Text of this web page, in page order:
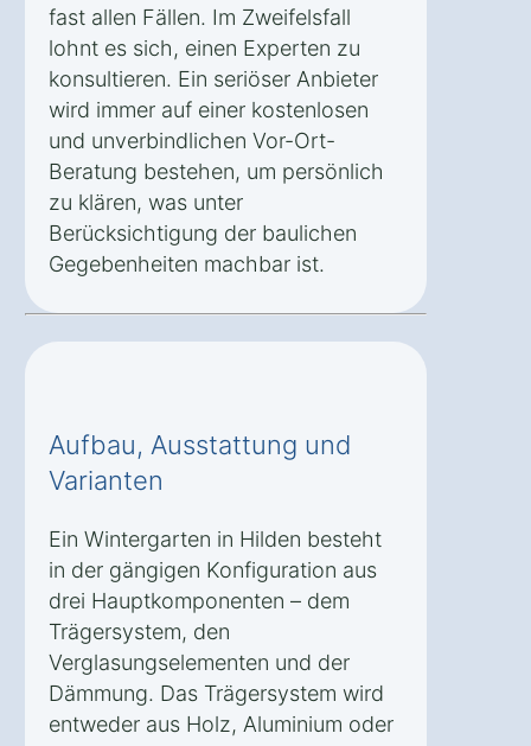
fast allen Fällen. Im Zweifelsfall
lohnt es sich, einen Experten zu
konsultieren. Ein seriöser Anbieter
wird immer auf einer kostenlosen
und unverbindlichen Vor-Ort-
Beratung bestehen, um persönlich
zu klären, was unter
Berücksichtigung der baulichen
Gegebenheiten machbar ist.
Aufbau, Ausstattung und
Varianten
Ein Wintergarten in Hilden besteht
in der gängigen Konfiguration aus
drei Hauptkomponenten – dem
Trägersystem, den
Verglasungselementen und der
Dämmung. Das Trägersystem wird
entweder aus Holz, Aluminium oder